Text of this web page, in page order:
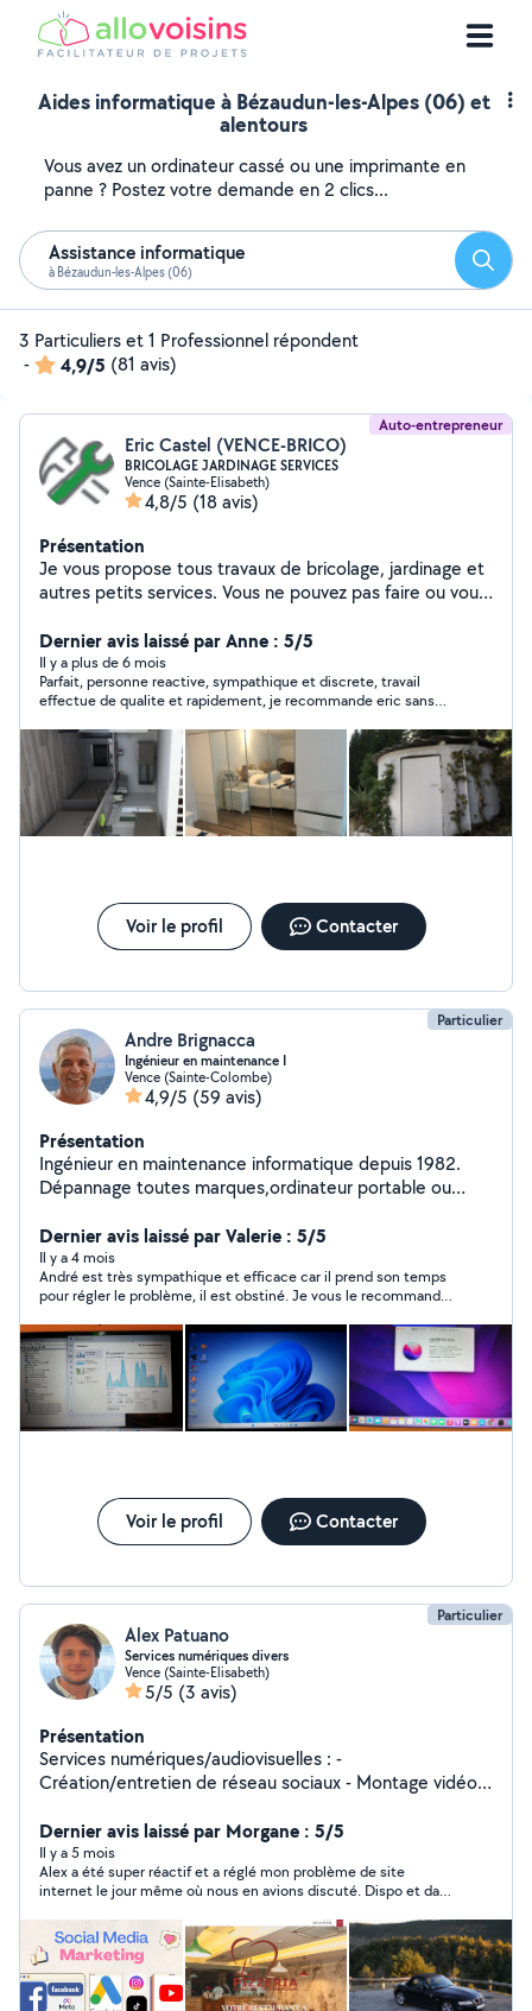
Aides informatique à Bézaudun-les-Alpes (06) et
alentours
Vous avez un ordinateur cassé ou une imprimante en
panne ? Postez votre demande en 2 clics...
Assistance informatique
à Bézaudun-les-Alpes (06)
3 Particuliers et 1 Professionnel répondent
-
4,9/5 (81 avis)
Auto-entrepreneur
Eric Castel (VENCE-BRICO)
BRICOLAGE JARDINAGE SERVICES
Vence (Sainte-Elisabeth)
4,8/5 (18 avis)
Présentation
Je vous propose tous travaux de bricolage, jardinage et
autres petits services. Vous ne pouvez pas faire ou vous
Dernier avis laissé par Anne : 5/5
Il y a plus de 6 mois
Parfait, personne reactive, sympathique et discrete, travail
effectue de qualite et rapidement, je recommande eric sans
Voir le profil Contacter
Particulier
Andre Brignacca
Ingénieur en maintenance I
Vence (Sainte-Colombe)
4,9/5 (59 avis)
Présentation
Ingénieur en maintenance informatique depuis 1982.
Dépannage toutes marques,ordinateur portable ou
transfert de cassette vhs ,8mm ou mini dv sur
disque.Mes anciens clients Thales,Banque de france.
Dernier avis laissé par Valerie : 5/5
Il y a 4 mois
André est très sympathique et efficace car il prend son temps
pour régler le problème, il est obstiné. Je vous le recommande
Voir le profil Contacter
Particulier
Alex Patuano
Services numériques divers
Vence (Sainte-Elisabeth)
5/5 (3 avis)
Présentation
Services numériques/audiovisuelles : -
Création/entretien de réseau sociaux - Montage vidéo
professionnel Service rapide et adapté à vos besoins
Bilingue anglais/français N'hésitez pas à me contacter
pour vos projets créatifs !
Dernier avis laissé par Morgane : 5/5
Il y a 5 mois
Alex a été super réactif et a réglé mon problème de site
internet le jour même où nous en avions discuté. Dispo et dans
nouveau faire appel à lui à l’avenir si j’en ai besoin.